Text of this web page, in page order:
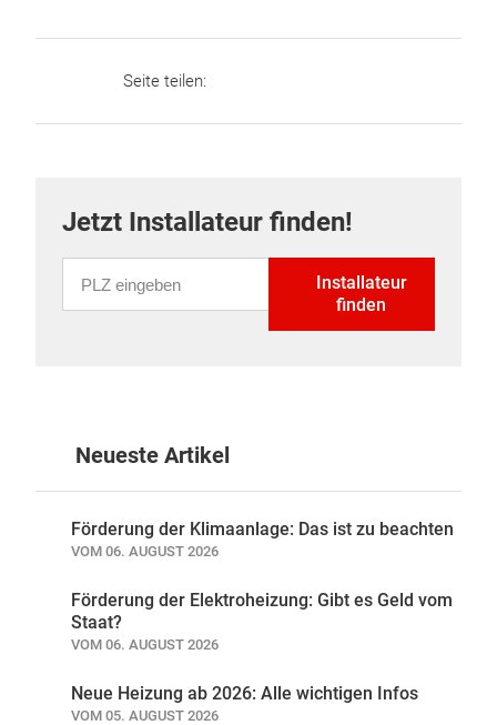
Seite teilen:
Jetzt Installateur finden!
Installateur
finden
Neueste Artikel
Förderung der Klimaanlage: Das ist zu beachten
VOM 06. AUGUST 2026
Förderung der Elektroheizung: Gibt es Geld vom
Staat?
VOM 06. AUGUST 2026
Neue Heizung ab 2026: Alle wichtigen Infos
VOM 05. AUGUST 2026